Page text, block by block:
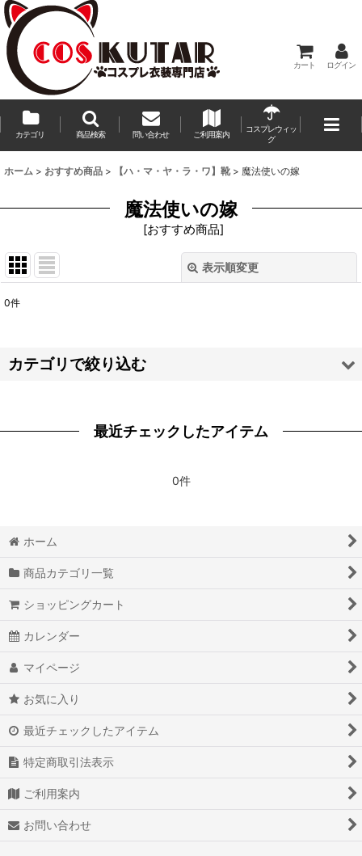
カート ログイン
カテゴリ 商品検索 問い合わせ ご利用案内
コスプレウィッ
グ
ホーム > おすすめ商品 > 【ハ・マ・ヤ・ラ・ワ】靴 > 魔法使いの嫁
魔法使いの嫁
[おすすめ商品]
表示順変更
並び順:
0件
カテゴリで絞り込む
崩壊：スターレイル
Fate Apocrypha
THE FLASH フラッシュシリーズ
ヴァイオレット・エヴァーガーデン
Love Live!ラブライブ!
VOCALOID ボーカロイド
最近チェックしたアイテム
0件
ホーム
商品カテゴリ一覧
ショッピングカート
カレンダー
マイページ
お気に入り
最近チェックしたアイテム
特定商取引法表示
ご利用案内
お問い合わせ